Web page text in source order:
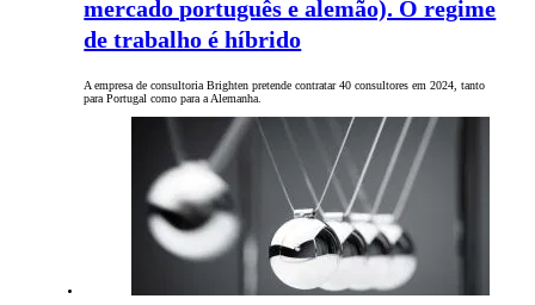
mercado português e alemão). O regime
de trabalho é híbrido
A empresa de consultoria Brighten pretende contratar 40 consultores em 2024, tanto
para Portugal como para a Alemanha.